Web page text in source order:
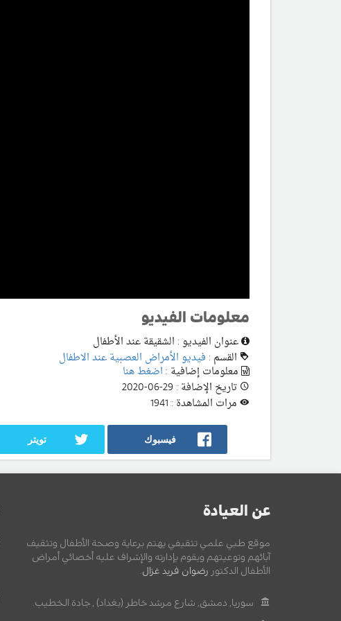
معلومات الفيديو
عنوان الفيديو : الشقيقة عند الأطفال
القسم : فيديو الأمراض العصبية عند الاطفال
معلومات إضافية : اضغط هنا
تاريخ الإضافة : 29-06-2020
مرات المشاهدة : 1941
فيسبوك تويتر
عن العيادة
موقع طبي علمي تثقيفي يهتم برعاية وصحة الأطفال وتثقيف
آبائهم وتوعيتهم ويقوم بإدارته والإشراف عليه أخصائي أمراض
الأطفال الدكتور رضوان فريد غزال.
سوريا, دمشق, شارع مرشد خاطر (بغداد) , جادة الخطيب.